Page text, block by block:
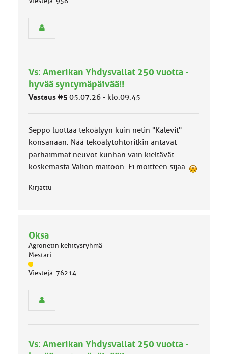
ä
m
ä
u
k
a
Vs: Amerikan Yhdysvallat 250 vuotta -
hyvää syntymäpäivää!!
Vastaus #5 05.07.26 - klo:09:45
Seppo luottaa tekoälyyn kuin netin "Kalevit"
konsanaan. Nää tekoälytohtoritkin antavat
parhaimmat neuvot kunhan vain kieltävät
koskemasta Valion maitoon. Ei moitteen sijaa.
Kirjattu
Oksa
Agronetin kehitysryhmä
Mestari
J
ä
m
Viestejä: 76214
Vs: Amerikan Yhdysvallat 250 vuotta -